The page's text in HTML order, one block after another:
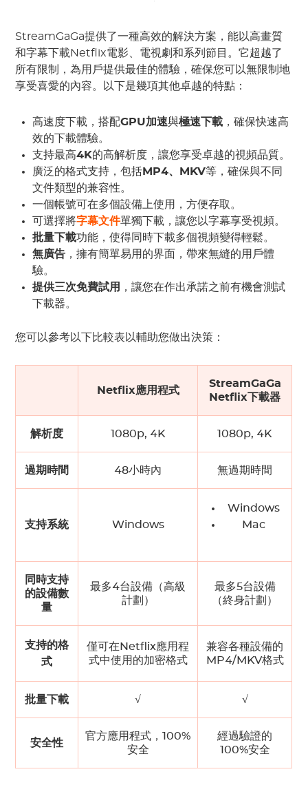
StreamGaGa提供了一種高效的解決方案，能以高畫質
和字幕下載Netflix電影、電視劇和系列節目。它超越了
所有限制，為用戶提供最佳的體驗，確保您可以無限制地
享受喜愛的內容。以下是幾項其他卓越的特點：
高速度下載，搭配GPU加速與極速下載 ，確保快速高
效的下載體驗。
支持最高4K的高解析度，讓您享受卓越的視頻品質。
廣泛的格式支持，包括MP4、MKV等，確保與不同
文件類型的兼容性。
一個帳號可在多個設備上使用，方便存取。
可選擇將字幕文件單獨下載，讓您以字幕享受視頻。
批量下載功能，使得同時下載多個視頻變得輕鬆。
無廣告 ，擁有簡單易用的界面，帶來無縫的用戶體
驗。
提供三次免費試用
，讓您在作出承諾之前有機會測試
下載器。
您可以參考以下比較表以輔助您做出決策：
Netflix應用程式
StreamGaGa
Netflix下載器
解析度 1080p, 4K 1080p, 4K
過期時間 48小時內 無過期時間
支持系統 Windows
Windows
Mac
同時支持
的設備數
量
最多4台設備（高級
計劃）
最多5台設備
（終身計劃）
支持的格
式
僅可在Netflix應用程
式中使用的加密格式
兼容各種設備的
MP4/MKV格式
批量下載 √ √
安全性
官方應用程式，100%
安全
經過驗證的
100%安全